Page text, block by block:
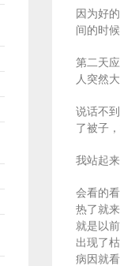
因为好
间的时
第二天
人突然
说话不
了被子
我站起
会看的
热了就
就是以
出现了
病因就